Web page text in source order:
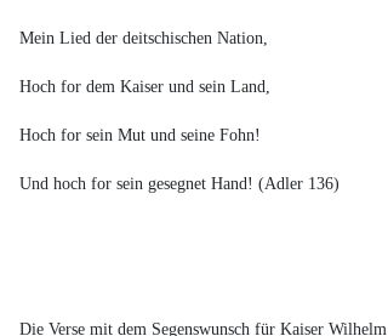
Mein Lied der deitschischen Nation,
Hoch for dem Kaiser und sein Land,
Hoch for sein Mut und seine Fohn!
Und hoch for sein gesegnet Hand! (Adler 136)
Die Verse mit dem Segenswunsch für Kaiser